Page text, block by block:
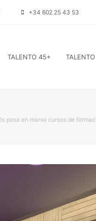
+34 602 25 43 53
TALENTO 45+
posa en marxa cursos de